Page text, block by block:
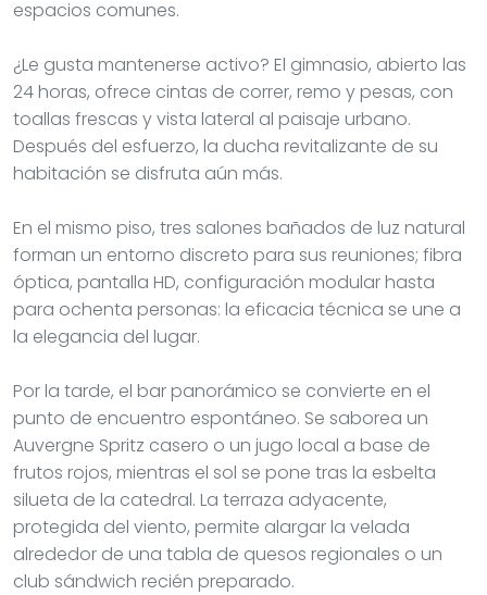
espacios comunes.
¿Le gusta mantenerse activo? El gimnasio, abierto las
24 horas, ofrece cintas de correr, remo y pesas, con
toallas frescas y vista lateral al paisaje urbano.
Después del esfuerzo, la ducha revitalizante de su
habitación se disfruta aún más.
En el mismo piso, tres salones bañados de luz natural
forman un entorno discreto para sus reuniones; fibra
óptica, pantalla HD, configuración modular hasta
para ochenta personas: la eficacia técnica se une a
la elegancia del lugar.
Por la tarde, el bar panorámico se convierte en el
punto de encuentro espontáneo. Se saborea un
Auvergne Spritz casero o un jugo local a base de
frutos rojos, mientras el sol se pone tras la esbelta
silueta de la catedral. La terraza adyacente,
protegida del viento, permite alargar la velada
alrededor de una tabla de quesos regionales o un
club sándwich recién preparado.